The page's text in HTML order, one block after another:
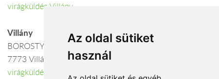
Az oldal sütiket
használ
virágküldés Villány
Villány
BOROSTYÁN VIRÁGÜZLET
7773 Villány, Baross G.u. 21.
virágküldés Villány